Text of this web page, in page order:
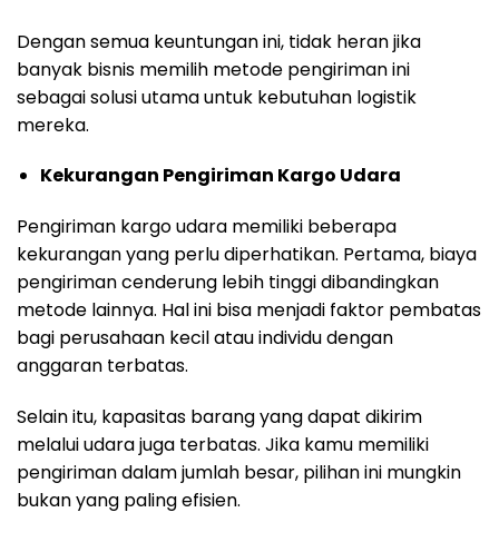
Dengan semua keuntungan ini, tidak heran jika
banyak bisnis memilih metode pengiriman ini
sebagai solusi utama untuk kebutuhan logistik
mereka.
Kekurangan Pengiriman Kargo Udara
Pengiriman kargo udara memiliki beberapa
kekurangan yang perlu diperhatikan. Pertama, biaya
pengiriman cenderung lebih tinggi dibandingkan
metode lainnya. Hal ini bisa menjadi faktor pembatas
bagi perusahaan kecil atau individu dengan
anggaran terbatas.
Selain itu, kapasitas barang yang dapat dikirim
melalui udara juga terbatas. Jika kamu memiliki
pengiriman dalam jumlah besar, pilihan ini mungkin
bukan yang paling efisien.